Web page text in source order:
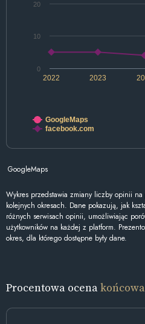
2022 2023
0
10
20
GoogleMaps
facebook.com
GoogleMaps
Wykres przedstawia zmiany liczby opinii
kolejnych okresach. Dane pokazują, jak
różnych serwisach opinii, umożliwiając
użytkowników na każdej z platform.
okres, dla którego dostępne były dane.
Procentowa ocenakońcowa